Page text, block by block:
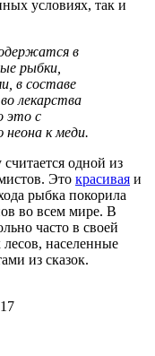
условиях, так и
в
рыбки,
в составе
лекарства
это с
к меди.
считается одной из
Это красивая и
рыбка покорила
во всем мире. В
часто в своей
населенные
из сказок.